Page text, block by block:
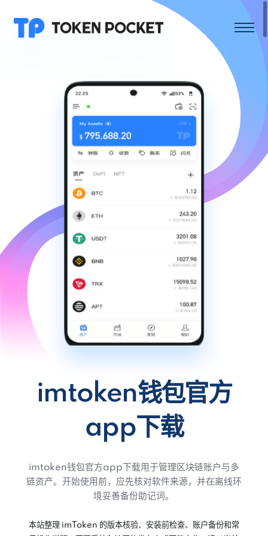
imtoken钱包官方
app下载
imtoken钱包官方app下载用于管理区块链账户与多
链资产。开始使用前，应先核对软件来源，并在离线环
境妥善备份助记词。
本站整理 imToken 的版本核验、安装前检查、账户备份和常